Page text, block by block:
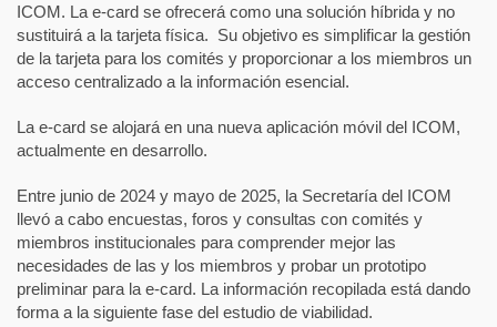
ICOM. La e-card se ofrecerá como una solución híbrida y no
sustituirá a la tarjeta física. Su objetivo es simplificar la gestión
de la tarjeta para los comités y proporcionar a los miembros un
acceso centralizado a la información esencial.
La e-card se alojará en una nueva aplicación móvil del ICOM,
actualmente en desarrollo.
Entre junio de 2024 y mayo de 2025, la Secretaría del ICOM
llevó a cabo encuestas, foros y consultas con comités y
miembros institucionales para comprender mejor las
necesidades de las y los miembros y probar un prototipo
preliminar para la e-card. La información recopilada está dando
forma a la siguiente fase del estudio de viabilidad.